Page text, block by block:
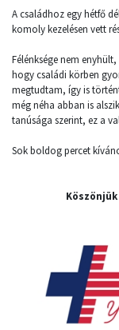
A családhoz egy hétfő
komoly kezelésen vett
Félénksége nem
hogy családi körben
megtudtam, így is
még néha abban is
tanúsága szerint, ez a
Sok boldog percet
Köszönjük